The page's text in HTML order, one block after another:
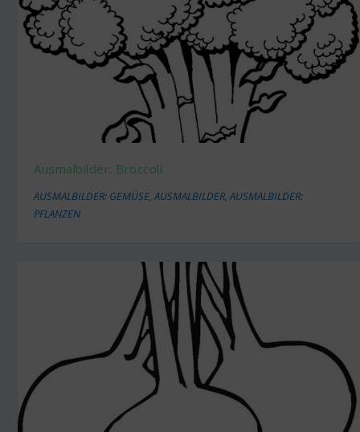
Ausmalbilder: Broccoli
AUSMALBILDER: GEMÜSE,AUSMALBILDER,AUSMALBILDER:
PFLANZEN